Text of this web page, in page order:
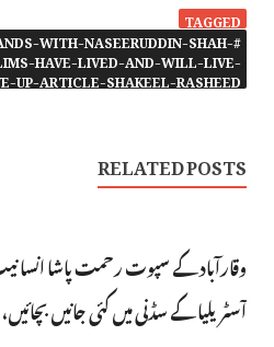
TAGGED
WITH-NASEERUDDIN-SHAH-
HAVE-LIVED-AND-WILL-LIVE-
ARTICLE-SHAKEEL-RASHEED-
RELATED POSTS
وقارآباد کے سپوت رحمت پاشا
آسٹریلیا کے سڈنی میں کئی جانیں